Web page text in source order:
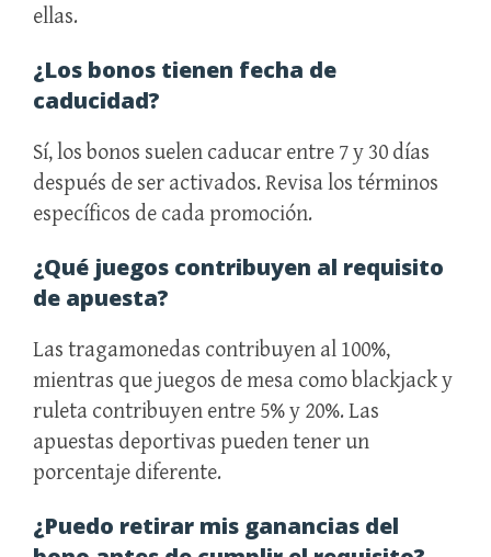
ellas.
¿Los bonos tienen fecha de
caducidad?
Sí, los bonos suelen caducar entre 7 y 30 días
después de ser activados. Revisa los términos
específicos de cada promoción.
¿Qué juegos contribuyen al requisito
de apuesta?
Las tragamonedas contribuyen al 100%,
mientras que juegos de mesa como blackjack y
ruleta contribuyen entre 5% y 20%. Las
apuestas deportivas pueden tener un
porcentaje diferente.
¿Puedo retirar mis ganancias del